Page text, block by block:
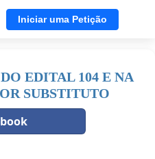
Iniciar uma Petição
EDITAL 104 E NA
SUBSTITUTO